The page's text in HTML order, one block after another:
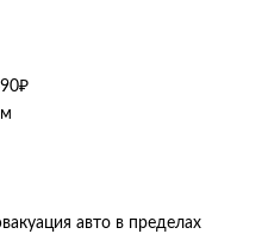
авто в пределах